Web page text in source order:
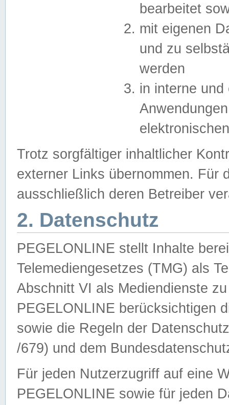
bearbeitet
mit eigenen
und zu
werden
in interne
Trotz sorgfältiger inhaltlicher
externer Links übernommen. Für
ausschließlich deren Betreiber
2. Datenschutz
PEGELONLINE stellt Inhalte
Telemediengesetzes (TMG) als
Abschnitt VI als Mediendienste
PEGELONLINE berücksichtigen
sowie die Regeln der
/679) und dem
Für jeden Nutzerzugriff auf eine
PEGELONLINE sowie für jeden